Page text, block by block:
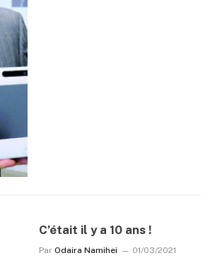
C’était il y a 10 ans !
Par Odaira Namihei 01/03/2021